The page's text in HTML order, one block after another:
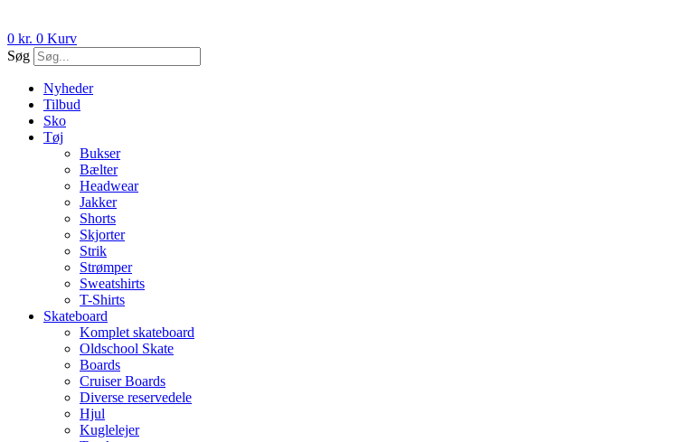
0 kr. 0 Kurv
Søg
Nyheder
Tilbud
Sko
Tøj
Bukser
Bælter
Headwear
Jakker
Shorts
Skjorter
Strik
Strømper
Sweatshirts
T-Shirts
Skateboard
Komplet skateboard
Oldschool Skate
Boards
Cruiser Boards
Diverse reservedele
Hjul
Kuglelejer